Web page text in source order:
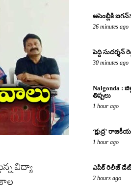
విద్యా
అసెంబ్లీకి
26 minutes ago
పెద్ది సుదర్శన్
30 minutes ago
Nalgonda :
తిప్పలు
1 hour ago
‘క్షుద్ర’
1 hour ago
ఎపిక్ రిలీజ్ డేట్
2 hours ago